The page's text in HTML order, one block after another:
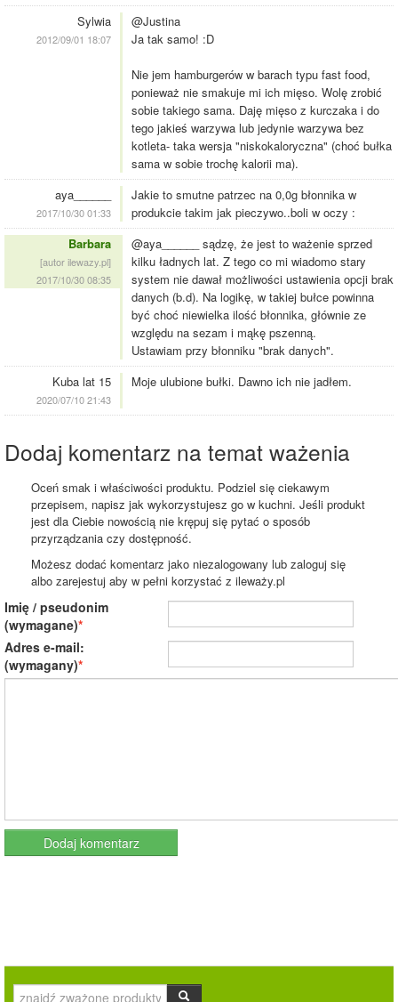
Sylwia
2012/09/01 18:07
@Justina
Ja tak samo! :D
Nie jem hamburgerów w barach typu fast food,
ponieważ nie smakuje mi ich mięso. Wolę zrobić
sobie takiego sama. Daję mięso z kurczaka i do
tego jakieś warzywa lub jedynie warzywa bez
kotleta- taka wersja "niskokaloryczna" (choć bułka
sama w sobie trochę kalorii ma).
aya______
2017/10/30 01:33
Jakie to smutne patrzec na 0,0g błonnika w
produkcie takim jak pieczywo..boli w oczy :
Barbara
[autor ilewazy.pl]
2017/10/30 08:35
@aya______ sądzę, że jest to ważenie sprzed
kilku ładnych lat. Z tego co mi wiadomo stary
system nie dawał możliwości ustawienia opcji brak
danych (b.d). Na logikę, w takiej bułce powinna
być choć niewielka ilość błonnika, głównie ze
względu na sezam i mąkę pszenną.
Ustawiam przy błonniku "brak danych".
Kuba lat 15
2020/07/10 21:43
Moje ulubione bułki. Dawno ich nie jadłem.
Dodaj komentarz na temat ważenia
Oceń smak i właściwości produktu. Podziel się ciekawym
przepisem, napisz jak wykorzystujesz go w kuchni. Jeśli produkt
jest dla Ciebie nowością nie krępuj się pytać o sposób
przyrządzania czy dostępność.
Możesz dodać komentarz jako niezalogowany lub zaloguj się
albo zarejestuj aby w pełni korzystać z ileważy.pl
Imię / pseudonim
(wymagane)
Adres e-mail:
(wymagany)